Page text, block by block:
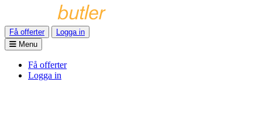
Få offerter
Logga in
Menu
Få offerter
Logga in